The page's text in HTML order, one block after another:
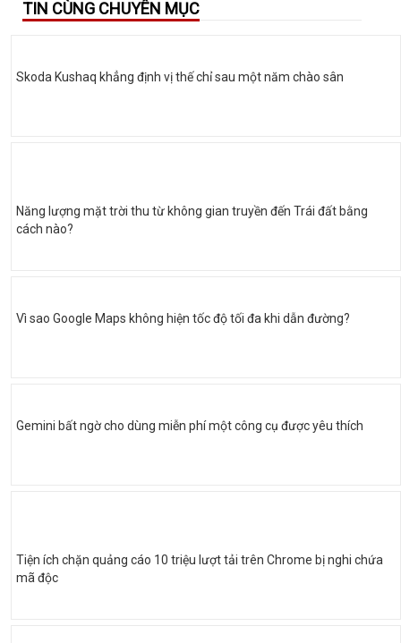
TIN CÙNG CHUYÊN MỤC
Skoda Kushaq khẳng định vị thế chỉ sau một năm chào sân
Năng lượng mặt trời thu từ không gian truyền đến Trái đất bằng
cách nào?
Vì sao Google Maps không hiện tốc độ tối đa khi dẫn đường?
Gemini bất ngờ cho dùng miễn phí một công cụ được yêu thích
Tiện ích chặn quảng cáo 10 triệu lượt tải trên Chrome bị nghi chứa
mã độc